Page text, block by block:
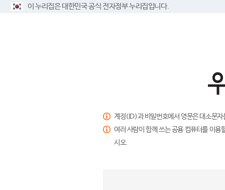
이 누리집은 대한민국 공식 전자정부 누리집입니다.
계정(ID)과 비밀번호에서 영문은 대소문
여러 사람이 함께 쓰는 공용 컴퓨터를 이
시오.